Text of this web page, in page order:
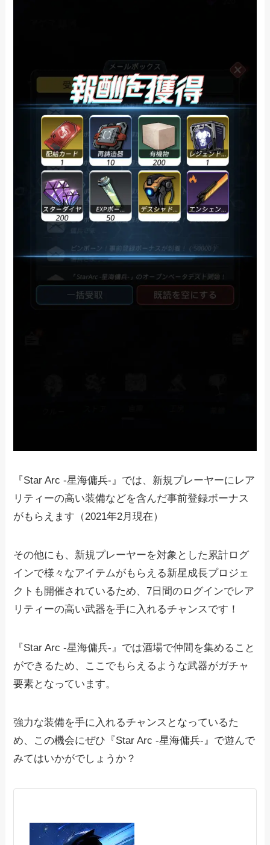
『Star Arc -星海傭兵-』では、新規プレーヤーにレア
リティーの高い装備などを含んだ事前登録ボーナス
がもらえます（2021年2月現在）
その他にも、新規プレーヤーを対象とした累計ログ
インで様々なアイテムがもらえる新星成長プロジェ
クトも開催されているため、7日間のログインでレア
リティーの高い武器を手に入れるチャンスです！
『Star Arc -星海傭兵-』では酒場で仲間を集めること
ができるため、ここでもらえるような武器がガチャ
要素となっています。
強力な装備を手に入れるチャンスとなっているた
め、この機会にぜひ『Star Arc -星海傭兵-』で遊んで
みてはいかがでしょうか？